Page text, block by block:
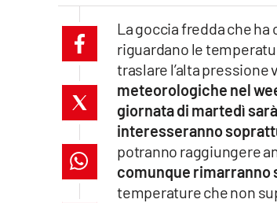
lacapitalenews.it
La goccia fredda che
riguardano le
traslare l’alta
meteorologiche nel
giornata di martedì
interesseranno
potranno raggiungere
comunque rimarranno
temperature che non